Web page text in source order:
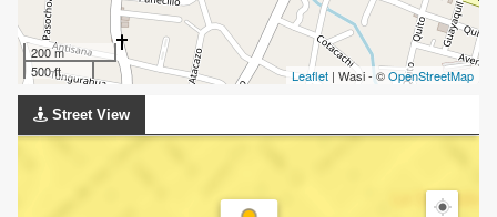
200 m
500 ft
Leaflet | Wasi - ©OpenStreetMap
Street View